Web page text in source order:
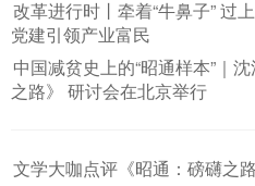
改革进行时丨牵着“牛鼻子” 过
党建引领产业富民
中国减贫史上的“昭通样本”｜
之路》 研讨会在北京举行
文学大咖点评《昭通：磅礴之路